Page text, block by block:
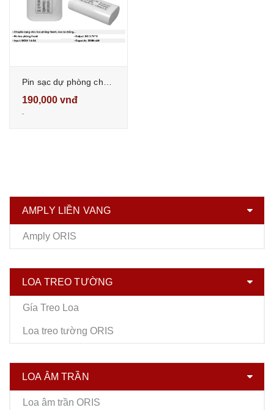
190,000 vnđ
AMPLY LIỀN VANG
Amply ORIS
LOA TREO TƯỜNG
Gía Treo Loa
Loa treo tường ORIS
LOA ÂM TRẦN
Loa âm trần ORIS